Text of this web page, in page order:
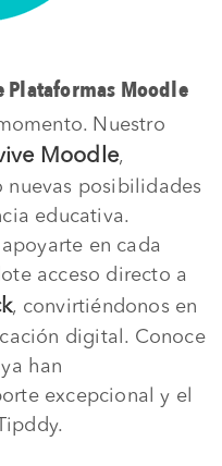
Moodle
Nuestro
Moodle,
nuevas posibilidades
educativa.
en cada
acceso directo a
, convirtiéndonos en
digital. Conoce
han
excepcional y el